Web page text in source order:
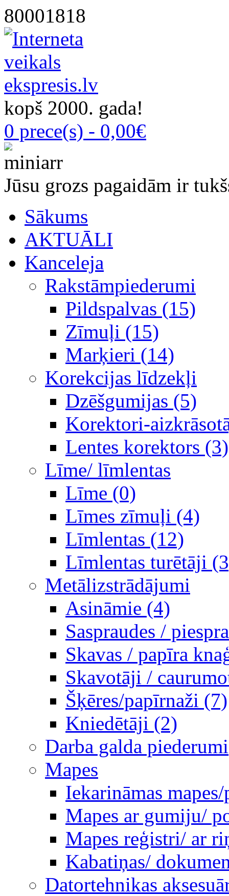
80001818
kopš 2000. gada!
0 prece(s) - 0,00€
Jūsu grozs pagaidām ir
Sākums
AKTUĀLI
Kanceleja
Rakstāmpiederumi
Pildspalvas (15)
Zīmuļi (15)
Marķieri (14)
Korekcijas līdzekļi
Dzēšgumijas (5)
Korektori-
Lentes korektors (3)
Līme/ līmlentas
Līme (0)
Līmes zīmuļi (4)
Līmlentas (12)
Līmlentas turētāji
Metālizstrādājumi
Asināmie (4)
Saspraudes /
Skavas / papīra
Skavotāji /
Šķēres/papīrnaži (7)
Kniedētāji (2)
Darba galda piederumi
Mapes
Iekarināmas
Mapes ar gumiju/
Mapes reģistri/ ar
Kabatiņas/
Datortehnikas